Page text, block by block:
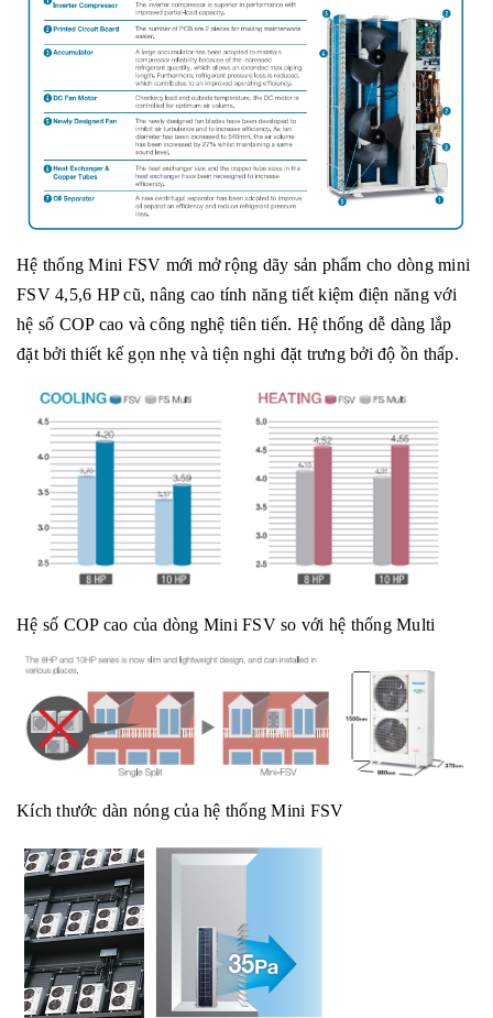
Hệ thống Mini FSV mới mở rộng dãy sản phẩm cho dòng mini
FSV 4,5,6 HP cũ, nâng cao tính năng tiết kiệm điện năng với
hệ số COP cao và công nghệ tiên tiến. Hệ thống dễ dàng lắp
đặt bởi thiết kế gọn nhẹ và tiện nghi đặt trưng bởi độ ồn thấp.
Hệ số COP cao của dòng Mini FSV so với hệ thống Multi
Kích thước dàn nóng của hệ thống Mini FSV